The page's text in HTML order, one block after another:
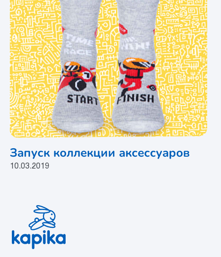
Запуск коллекции аксессуаров
10.03.2019